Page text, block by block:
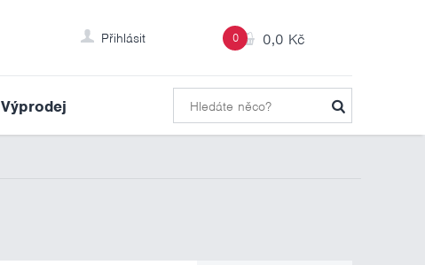
0 0,0 Kč
Přihlásit
Výprodej